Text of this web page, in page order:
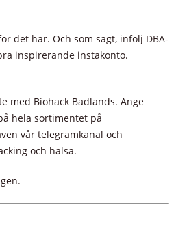
det här. Och som sagt, infölj DBA-
inspirerande instakonto.
med Biohack Badlands. Ange
hela sortimentet på
vår telegramkanal och
och hälsa.